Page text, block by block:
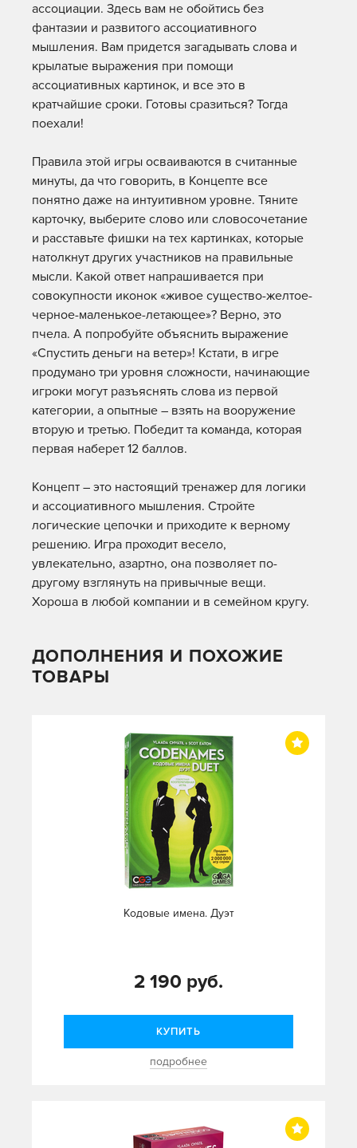
ассоциации. Здесь вам не обойтись без
фантазии и развитого ассоциативного
мышления. Вам придется загадывать слова и
крылатые выражения при помощи
ассоциативных картинок, и все это в
кратчайшие сроки. Готовы сразиться? Тогда
поехали!
Правила этой игры осваиваются в считанные
минуты, да что говорить, в Концепте все
понятно даже на интуитивном уровне. Тяните
карточку, выберите слово или словосочетание
и расставьте фишки на тех картинках, которые
натолкнут других участников на правильные
мысли. Какой ответ напрашивается при
совокупности иконок «живое существо-желтое-
черное-маленькое-летающее»? Верно, это
пчела. А попробуйте объяснить выражение
«Спустить деньги на ветер»! Кстати, в игре
продумано три уровня сложности, начинающие
игроки могут разъяснять слова из первой
категории, а опытные – взять на вооружение
вторую и третью. Победит та команда, которая
первая наберет 12 баллов.
Концепт – это настоящий тренажер для логики
и ассоциативного мышления. Стройте
логические цепочки и приходите к верному
решению. Игра проходит весело,
увлекательно, азартно, она позволяет по-
другому взглянуть на привычные вещи.
Хороша в любой компании и в семейном кругу.
ДОПОЛНЕНИЯ И ПОХОЖИЕ
ТОВАРЫ
Кодовые имена. Дуэт
2 190 руб.
КУПИТЬ
подробнее